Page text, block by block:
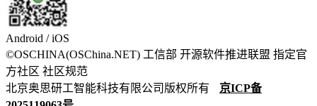
Android / iOS
©OSCHINA(OSChina.NET) 工信部 开源软件推进联盟 指定官
方社区 社区规范
北京奥思研工智能科技有限公司版权所有
京ICP备